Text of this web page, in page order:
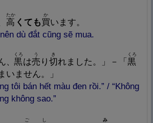
高
たか
くても買
か
います。
dù đắt cũng sẽ mua.
黒
くろ
は売
う
り 切
き
れました。」－「 黒
くろ
いません。」
tôi bán hết màu đen rồi.” / “Không
không sao.”
ご し み